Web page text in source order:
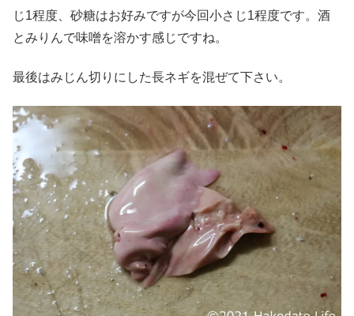
じ1程度、砂糖はお好みですが今回小さじ1程度です。酒
とみりんで味噌を溶かす感じですね。
最後はみじん切りにした長ネギを混ぜて下さい。